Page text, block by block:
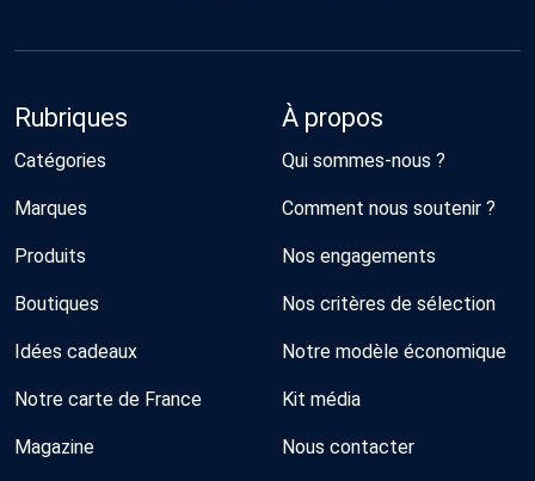
Rubriques
Catégories
Marques
Produits
Boutiques
Idées cadeaux
Notre carte de France
Magazine
À propos
Qui sommes-nous ?
Comment nous soutenir ?
Nos engagements
Nos critères de sélection
Notre modèle économique
Kit média
Nous contacter